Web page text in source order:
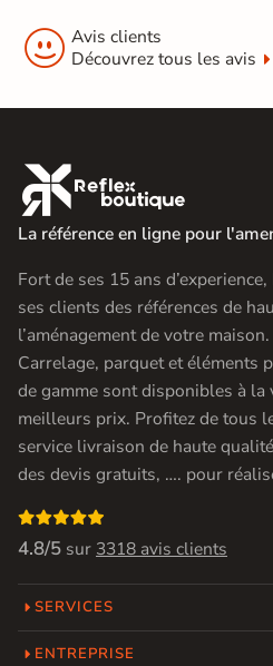
 Avis clients
Découvrez tous les avis

La référence en ligne pour
Fort de ses 15 ans
ses clients des références de
l’aménagement de votre maison.
Carrelage, parquet et éléments
de gamme sont disponibles à la
meilleurs prix. Profitez de tous
service livraison de haute
des devis gratuits, …. pour

4.8/5 sur 3318 avis clients
SERVICES
ENTREPRISE